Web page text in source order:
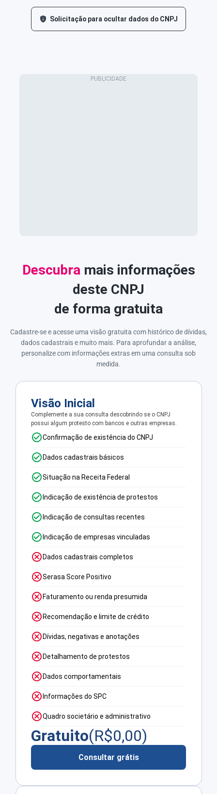
Solicitação para ocultar dados do CNPJ
Descubra mais informações
deste CNPJ
de forma gratuita
Cadastre-se e acesse uma visão gratuita com histórico de dívidas,
dados cadastrais e muito mais. Para aprofundar a análise,
personalize com informações extras em uma consulta sob
medida.
Visão Inicial
Complemente a sua consulta descobrindo se o CNPJ
possui algum protesto com bancos e outras empresas.
Confirmação de existência do CNPJ
Dados cadastrais básicos
Situação na Receita Federal
Indicação de existência de protestos
Indicação de consultas recentes
Indicação de empresas vinculadas
Dados cadastrais completos
Serasa Score Positivo
Faturamento ou renda presumida
Recomendação e limite de crédito
Dívidas, negativas e anotações
Detalhamento de protestos
Dados comportamentais
Informações do SPC
Quadro societário e administrativo
Gratuito(R$0,00)
Consultar grátis